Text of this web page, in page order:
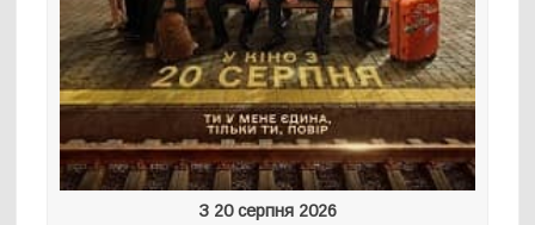
З 20 серпня 2026